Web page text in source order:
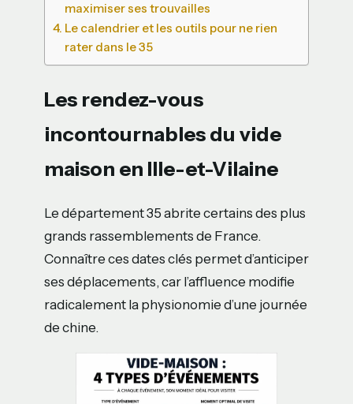
maximiser ses trouvailles
Le calendrier et les outils pour ne rien
rater dans le 35
Les rendez-vous
incontournables du vide
maison en Ille-et-Vilaine
Le département 35 abrite certains des plus
grands rassemblements de France.
Connaître ces dates clés permet d’anticiper
ses déplacements, car l’affluence modifie
radicalement la physionomie d’une journée
de chine.